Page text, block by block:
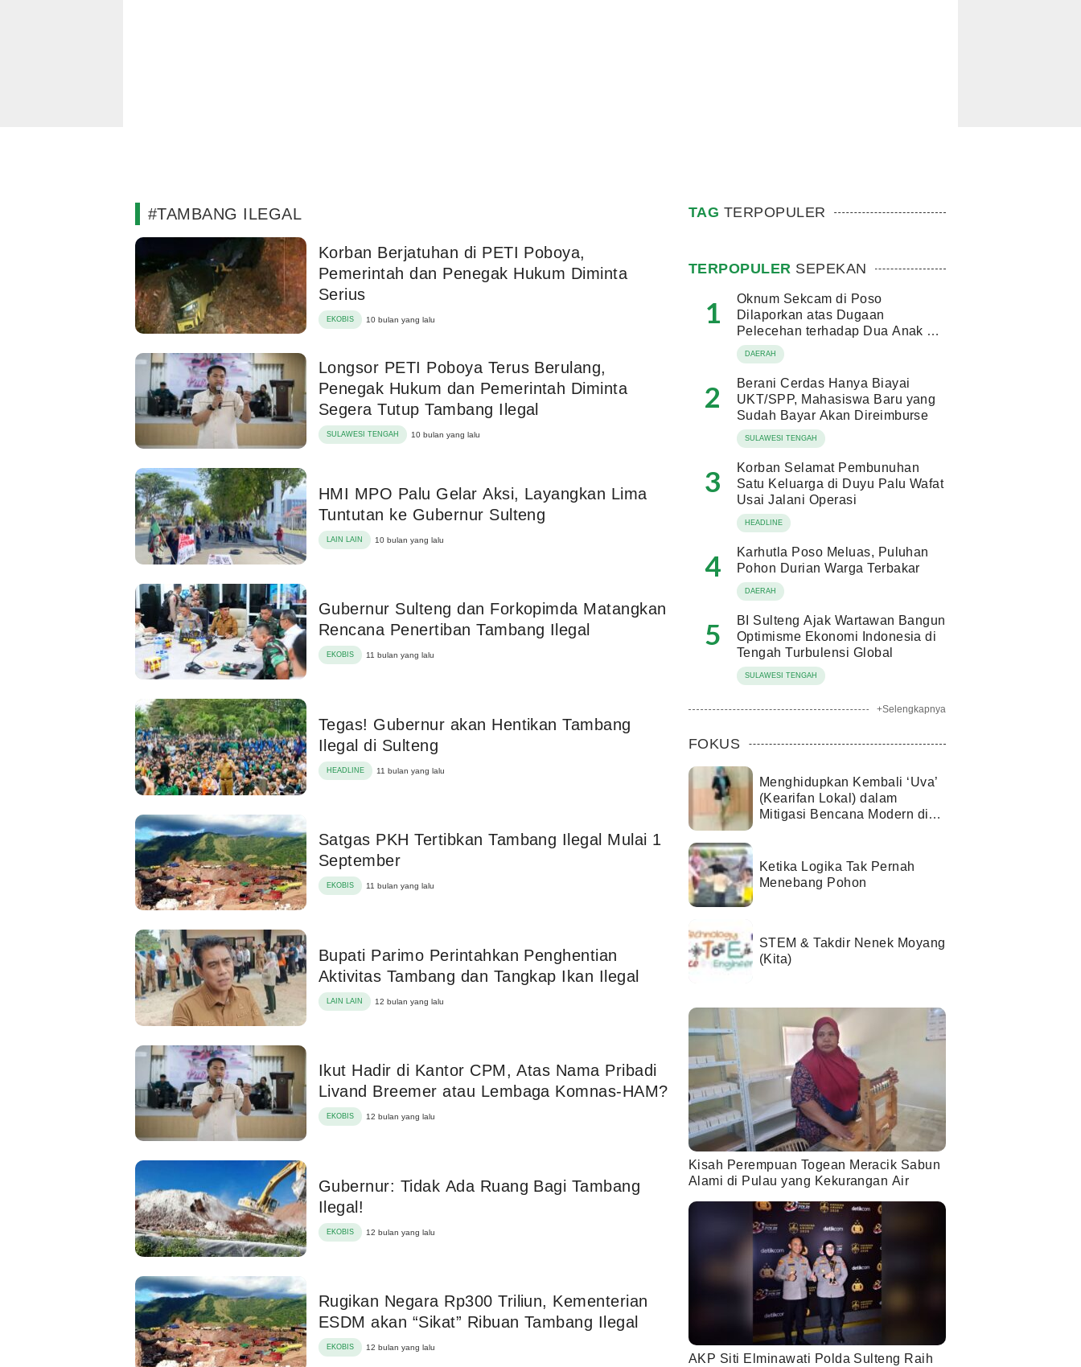
#TAMBANG ILEGAL
Korban Berjatuhan di PETI Poboya,
Pemerintah dan Penegak Hukum Diminta
Serius
EKOBIS 10 bulan yang lalu
Longsor PETI Poboya Terus Berulang,
Penegak Hukum dan Pemerintah Diminta
Segera Tutup Tambang Ilegal
SULAWESI TENGAH 10 bulan yang lalu
HMI MPO Palu Gelar Aksi, Layangkan Lima
Tuntutan ke Gubernur Sulteng
LAIN LAIN 10 bulan yang lalu
Gubernur Sulteng dan Forkopimda Matangkan
Rencana Penertiban Tambang Ilegal
EKOBIS 11 bulan yang lalu
Tegas! Gubernur akan Hentikan Tambang
Ilegal di Sulteng
HEADLINE 11 bulan yang lalu
Satgas PKH Tertibkan Tambang Ilegal Mulai 1
September
EKOBIS 11 bulan yang lalu
Bupati Parimo Perintahkan Penghentian
Aktivitas Tambang dan Tangkap Ikan Ilegal
LAIN LAIN 12 bulan yang lalu
Ikut Hadir di Kantor CPM, Atas Nama Pribadi
Livand Breemer atau Lembaga Komnas-HAM?
EKOBIS 12 bulan yang lalu
Gubernur: Tidak Ada Ruang Bagi Tambang
Ilegal!
EKOBIS 12 bulan yang lalu
Rugikan Negara Rp300 Triliun, Kementerian
ESDM akan “Sikat” Ribuan Tambang Ilegal
EKOBIS 12 bulan yang lalu
TAG TERPOPULER
TERPOPULER SEPEKAN
1
Oknum Sekcam di Poso
Dilaporkan atas Dugaan
Pelecehan terhadap Dua Anak di
Bawah Umur
DAERAH
2
Berani Cerdas Hanya Biayai
UKT/SPP, Mahasiswa Baru yang
Sudah Bayar Akan Direimburse
SULAWESI TENGAH
3
Korban Selamat Pembunuhan
Satu Keluarga di Duyu Palu Wafat
Usai Jalani Operasi
HEADLINE
4
Karhutla Poso Meluas, Puluhan
Pohon Durian Warga Terbakar
DAERAH
5
BI Sulteng Ajak Wartawan Bangun
Optimisme Ekonomi Indonesia di
Tengah Turbulensi Global
SULAWESI TENGAH
+Selengkapnya
FOKUS
Menghidupkan Kembali ‘Uva’
(Kearifan Lokal) dalam
Mitigasi Bencana Modern di
Ketika Logika Tak Pernah
Menebang Pohon
STEM & Takdir Nenek Moyang
(Kita)
Kisah Perempuan Togean Meracik Sabun
Alami di Pulau yang Kekurangan Air
AKP Siti Elminawati Polda Sulteng Raih